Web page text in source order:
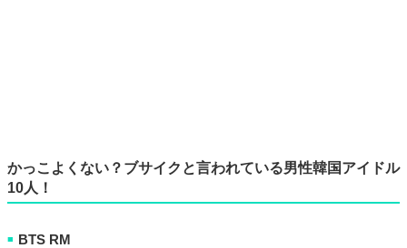
かっこよくない？ブサイクと言われている男性韓国アイドル
10人！
■ BTS RM